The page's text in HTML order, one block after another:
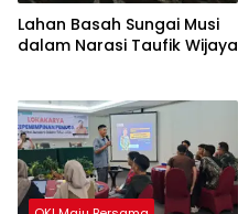
Lahan Basah Sungai Musi
dalam Narasi Taufik Wijaya